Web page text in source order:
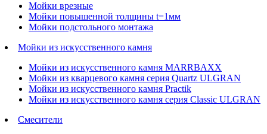
Мойки врезные
Мойки повышенной толщины t=1мм
Мойки подстольного монтажа
Мойки из искусственного камня
Мойки из искусственного камня MARRBAXX
Мойки из кварцевого камня серия Quartz ULGRAN
Мойки из искусственного камня Practik
Мойки из искусственного камня серия Classic ULGRAN
Смесители